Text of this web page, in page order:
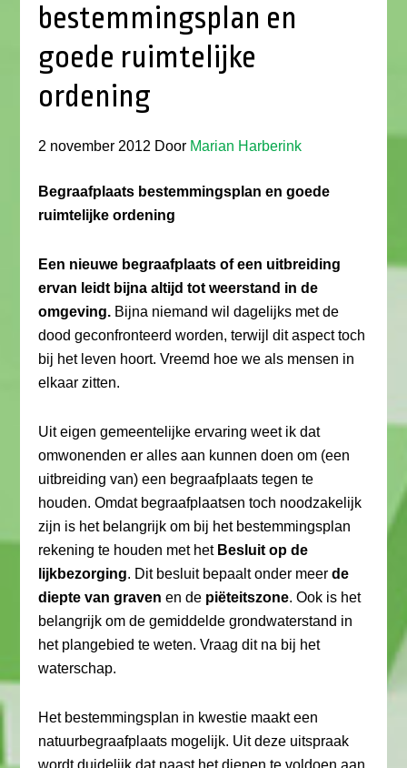
bestemmingsplan en
goede ruimtelijke
ordening
2 november 2012 Door Marian Harberink
Begraafplaats bestemmingsplan en goede
ruimtelijke ordening
Een nieuwe begraafplaats of een uitbreiding
ervan leidt bijna altijd tot weerstand in de
omgeving. Bijna niemand wil dagelijks met de
dood geconfronteerd worden, terwijl dit aspect toch
bij het leven hoort. Vreemd hoe we als mensen in
elkaar zitten.
Uit eigen gemeentelijke ervaring weet ik dat
omwonenden er alles aan kunnen doen om (een
uitbreiding van) een begraafplaats tegen te
houden. Omdat begraafplaatsen toch noodzakelijk
zijn is het belangrijk om bij het bestemmingsplan
rekening te houden met het Besluit op de
lijkbezorging. Dit besluit bepaalt onder meerde
diepte van gravenen de piëteitszone. Ook is het
belangrijk om de gemiddelde grondwaterstand in
het plangebied te weten. Vraag dit na bij het
waterschap.
Het bestemmingsplan in kwestie maakt een
natuurbegraafplaats mogelijk. Uit deze uitspraak
wordt duidelijk dat naast het dienen te voldoen aan